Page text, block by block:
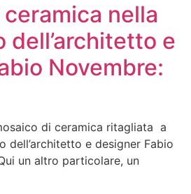
nella
dell’architetto e
Novembre:
di ceramica ritagliata a
dell’architetto e designer Fabio
un altro particolare, un